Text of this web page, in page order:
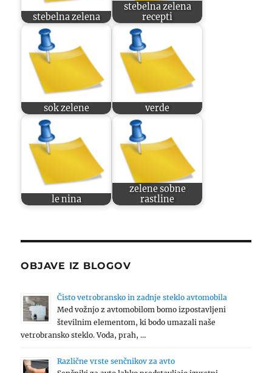
stebelna zelena
stebelna zelena
recepti
sok zelene verde
le nina
zelene sobne
rastline
OBJAVE IZ BLOGOV
Čisto vetrobransko in zadnje steklo avtomobila
Med vožnjo z avtomobilom bomo izpostavljeni
številnim elementom, ki bodo umazali naše
vetrobransko steklo. Voda, prah, …
Različne vrste senčnikov za avto